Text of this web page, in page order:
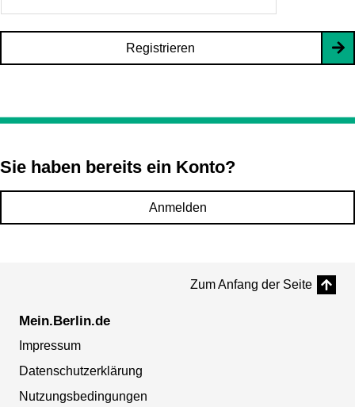
Registrieren
Sie haben bereits ein Konto?
Anmelden
Zum Anfang der Seite
Mein.Berlin.de
Impressum
Datenschutzerklärung
Nutzungsbedingungen